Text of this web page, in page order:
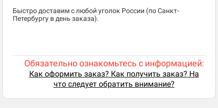
Быстро доставим с любой уголок России (по Санкт-
Петербургу в день заказа).
Обязательно ознакомьтесь с информацией:
Как оформить заказ? Как получить заказ? На
что следует обратить внимание?